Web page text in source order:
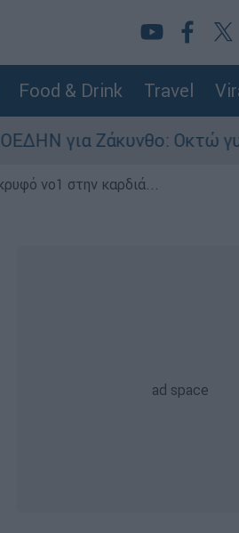
Food & Drink Travel
Οκτώ γυναίκες
νο1 στην καρδιά...